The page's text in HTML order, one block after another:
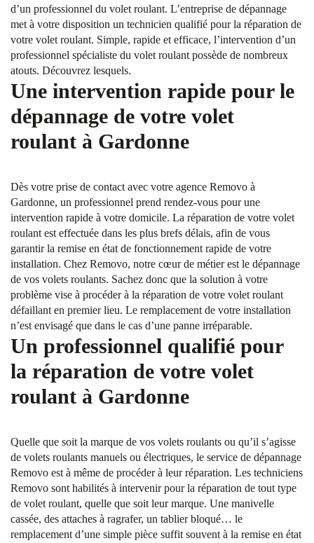
d’un professionnel du volet roulant. L’entreprise de dépannage
met à votre disposition un technicien qualifié pour la réparation de
votre volet roulant. Simple, rapide et efficace, l’intervention d’un
professionnel spécialiste du volet roulant possède de nombreux
atouts. Découvrez lesquels.
Une intervention rapide pour le
dépannage de votre volet
roulant à Gardonne
Dès votre prise de contact avec votre agence Removo à
Gardonne, un professionnel prend rendez-vous pour une
intervention rapide à votre domicile. La réparation de votre volet
roulant est effectuée dans les plus brefs délais, afin de vous
garantir la remise en état de fonctionnement rapide de votre
installation. Chez Removo, notre cœur de métier est le dépannage
de vos volets roulants. Sachez donc que la solution à votre
problème vise à procéder à la réparation de votre volet roulant
défaillant en premier lieu. Le remplacement de votre installation
n’est envisagé que dans le cas d’une panne irréparable.
Un professionnel qualifié pour
la réparation de votre volet
roulant à Gardonne
Quelle que soit la marque de vos volets roulants ou qu’il s’agisse
de volets roulants manuels ou électriques, le service de dépannage
Removo est à même de procéder à leur réparation. Les techniciens
Removo sont habilités à intervenir pour la réparation de tout type
de volet roulant, quelle que soit leur marque. Une manivelle
cassée, des attaches à ragrafer, un tablier bloqué… le
remplacement d’une simple pièce suffit souvent à la remise en état